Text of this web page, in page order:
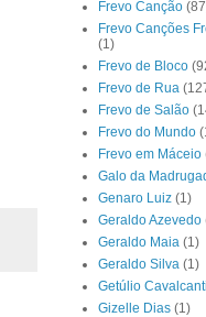
Frevo Canção
Frevo Canções
(1)
Frevo de Bloco
Frevo de Rua
Frevo de Salão
Frevo do Mundo
Frevo em Máceio
Galo da
Genaro Luiz (1)
Geraldo Azevedo
Geraldo Maia (1)
Geraldo Silva (1)
Getúlio Cavalcanti
Gizelle Dias (1)